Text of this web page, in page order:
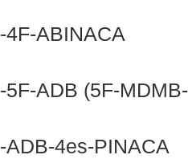
-4F-ABINACA
-5F-ADB (5F-
-ADB-4es-PINACA